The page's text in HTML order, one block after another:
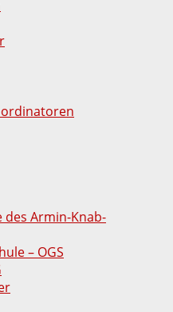
des Armin-Knab-
– OGS